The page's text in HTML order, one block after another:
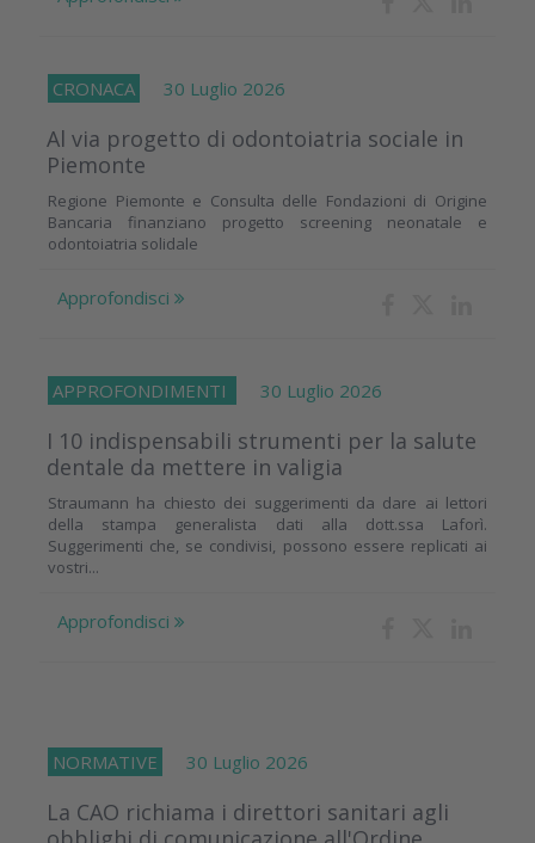
CRONACA 30 Luglio 2026
Al via progetto di odontoiatria sociale in
Piemonte
Regione Piemonte e Consulta delle Fondazioni di Origine
Bancaria finanziano progetto screening neonatale e
odontoiatria solidale
Approfondisci
APPROFONDIMENTI 30 Luglio 2026
I 10 indispensabili strumenti per la salute
dentale da mettere in valigia
Straumann ha chiesto dei suggerimenti da dare ai lettori
della stampa generalista dati alla dott.ssa Laforì.
Suggerimenti che, se condivisi, possono essere replicati ai
vostri...
Approfondisci
NORMATIVE 30 Luglio 2026
La CAO richiama i direttori sanitari agli